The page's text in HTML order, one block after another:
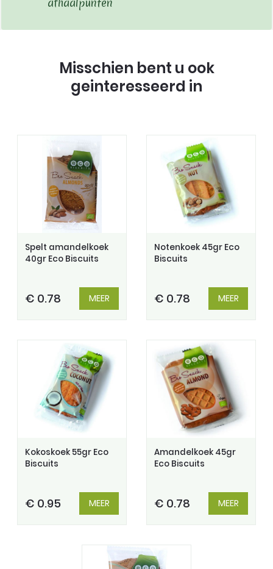
afhaalpunten
Misschien bent u ook
geinteresseerd in
Spelt amandelkoek
40gr Eco Biscuits
€ 0.78 MEER
Notenkoek 45gr Eco
Biscuits
€ 0.78 MEER
Kokoskoek 55gr Eco
Biscuits
€ 0.95 MEER
Amandelkoek 45gr
Eco Biscuits
€ 0.78 MEER